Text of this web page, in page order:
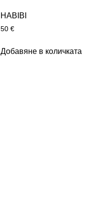
HABIBI
50 €
Добавяне в количката